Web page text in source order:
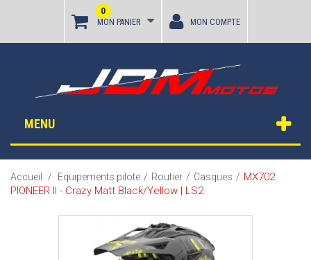
MON PANIER
0
MON COMPTE
MENU
Accueil / Equipements pilote / Routier / Casques / MX702
PIONEER II - Crazy Matt Black/Yellow | LS2